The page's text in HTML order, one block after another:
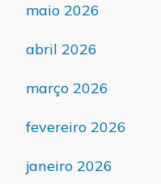
maio 2026
abril 2026
março 2026
fevereiro 2026
janeiro 2026